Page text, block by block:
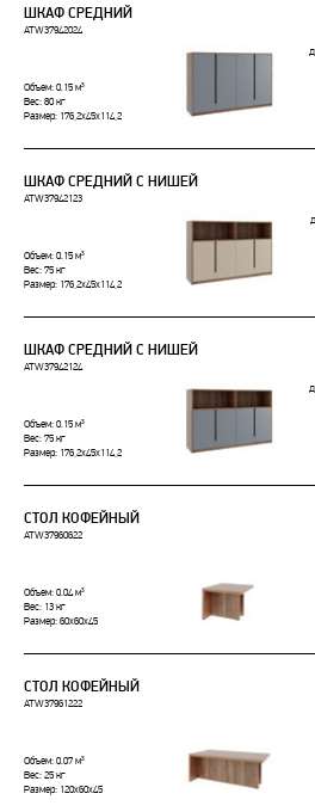
ШКАФ СРЕДНИЙ
ATW37942024
Объем: 0.15 м³
Вес: 80 кг
Размер: 176,2x45x114,2
ШКАФ СРЕДНИЙ С НИШЕЙ
ATW37942123
Объем: 0.15 м³
Вес: 75 кг
Размер: 176,2x45x114,2
ШКАФ СРЕДНИЙ С НИШЕЙ
ATW37942124
Объем: 0.15 м³
Вес: 75 кг
Размер: 176,2x45x114,2
СТОЛ КОФЕЙНЫЙ
ATW37960622
Объем: 0.04 м³
Вес: 13 кг
Размер: 60x60x45
СТОЛ КОФЕЙНЫЙ
ATW37961222
Объем: 0.07 м³
Вес: 25 кг
Размер: 120x60x45